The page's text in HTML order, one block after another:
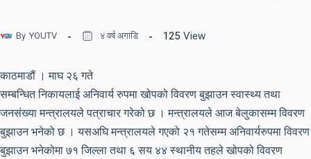
By YOUTV ४ वर्ष अगाडि 125 View
काठमाडौं । माघ २६ गते
सम्बन्धित निकायलाई अनिवार्य रुपमा खोपको विवरण बुझाउन स्वास्थ्य तथा
जनसंख्या मन्त्रालयले पत्राचार गरेको छ । मन्त्रालयले आज बेलुकासम्म विवरण
बुझाउन भनेको छ । यसअघि मन्त्रालयले गएको २१ गतेसम्म अनिवार्यरुपमा विवरण
बुझाउन भनेकोमा ७१ जिल्ला तथा ६ सय ४४ स्थानीय तहले खोपको विवरण